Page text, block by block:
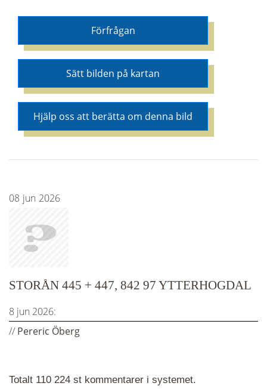
Förfrågan
Sätt bilden på kartan
Hjälp oss att berätta om denna bild
Totalt 110 224 st kommentarer i systemet.
08 jun 2026
STORÅN 445 + 447, 842 97 YTTERHOGDAL
8 jun 2026:
// Pereric Öberg